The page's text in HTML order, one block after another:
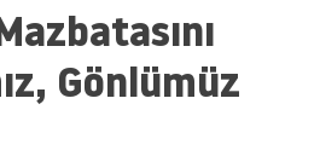
Amasya
Ankara
Gönlümüz